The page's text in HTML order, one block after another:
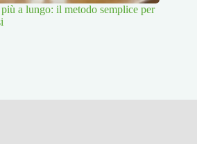
a lungo: il metodo semplice per